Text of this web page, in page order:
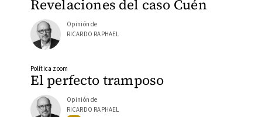
Revelaciones del caso Cuén
Opinión de
RICARDO RAPHAEL
El perfecto tramposo
Política zoom
Opinión de
RICARDO RAPHAEL